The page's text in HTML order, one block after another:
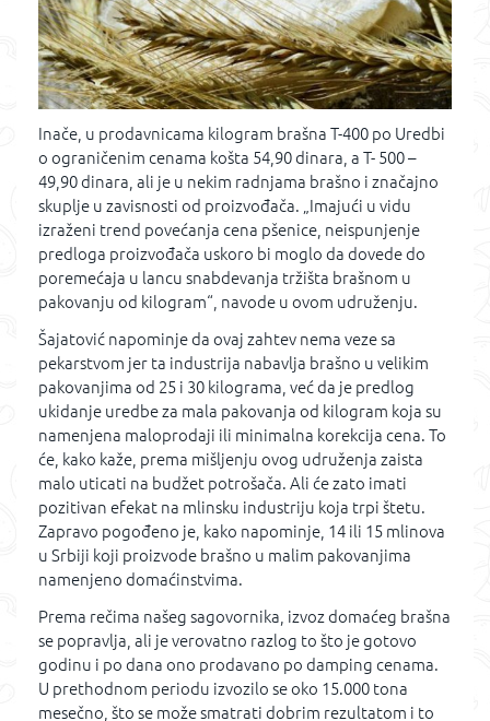
Inače, u prodavnicama kilogram brašna T-400 po Uredbi
o ograničenim cenama košta 54,90 dinara, a T- 500 –
49,90 dinara, ali je u nekim radnjama brašno i značajno
skuplje u zavisnosti od proizvođača. „Imajući u vidu
izraženi trend povećanja cena pšenice, neispunjenje
predloga proizvođača uskoro bi moglo da dovede do
poremećaja u lancu snabdevanja tržišta brašnom u
pakovanju od kilogram“, navode u ovom udruženju.
Šajatović napominje da ovaj zahtev nema veze sa
pekarstvom jer ta industrija nabavlja brašno u velikim
pakovanjima od 25 i 30 kilograma, već da je predlog
ukidanje uredbe za mala pakovanja od kilogram koja su
namenjena maloprodaji ili minimalna korekcija cena. To
će, kako kaže, prema mišljenju ovog udruženja zaista
malo uticati na budžet potrošača. Ali će zato imati
pozitivan efekat na mlinsku industriju koja trpi štetu.
Zapravo pogođeno je, kako napominje, 14 ili 15 mlinova
u Srbiji koji proizvode brašno u malim pakovanjima
namenjeno domaćinstvima.
Prema rečima našeg sagovornika, izvoz domaćeg brašna
se popravlja, ali je verovatno razlog to što je gotovo
godinu i po dana ono prodavano po damping cenama.
U prethodnom periodu izvozilo se oko 15.000 tona
mesečno, što se može smatrati dobrim rezultatom i to